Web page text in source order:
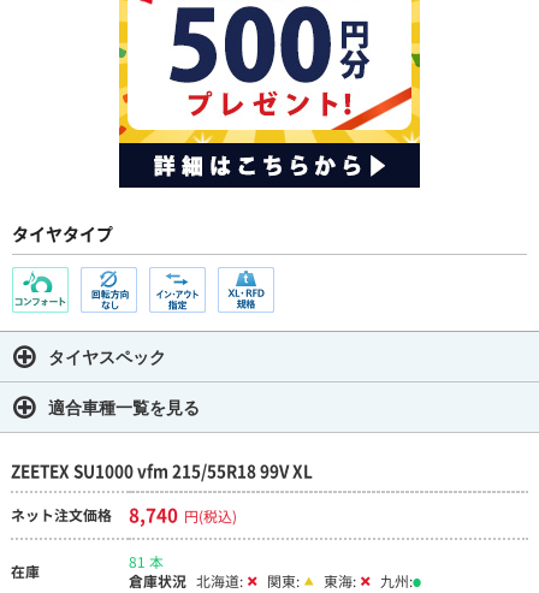
タイヤタイプ
タイヤスペック
適合車種一覧を見る
ZEETEX SU1000 vfm 215/55R18 99V XL
ネット注文価格 8,740 円(税込)
在庫
81 本
倉庫状況 北海道: 関東: 東海: 九州: